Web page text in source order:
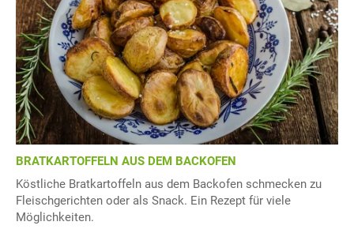
BRATKARTOFFELN AUS DEM BACKOFEN
Köstliche Bratkartoffeln aus dem Backofen schmecken zu
Fleischgerichten oder als Snack. Ein Rezept für viele
Möglichkeiten.